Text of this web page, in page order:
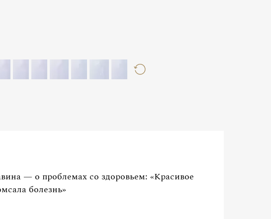
— о проблемах со здоровьем: «Красивое
болезнь»